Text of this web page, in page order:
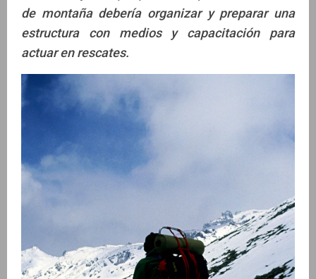
de montaña debería organizar y preparar una
estructura con medios y capacitación para
actuar en rescates.